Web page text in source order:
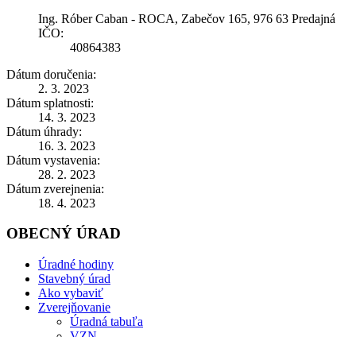
Ing. Róber Caban - ROCA, Zabečov 165, 976 63 Predajná
IČO:
40864383
Dátum doručenia:
2. 3. 2023
Dátum splatnosti:
14. 3. 2023
Dátum úhrady:
16. 3. 2023
Dátum vystavenia:
28. 2. 2023
Dátum zverejnenia:
18. 4. 2023
OBECNÝ ÚRAD
Úradné hodiny
Stavebný úrad
Ako vybaviť
Zverejňovanie
Úradná tabuľa